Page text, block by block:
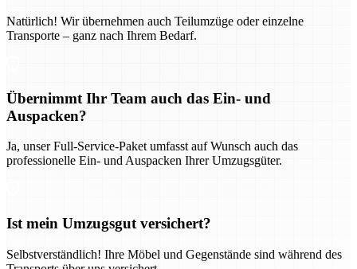
Natürlich! Wir übernehmen auch Teilumzüge oder einzelne
Transporte – ganz nach Ihrem Bedarf.
Übernimmt Ihr Team auch das Ein- und
Auspacken?
Ja, unser Full-Service-Paket umfasst auf Wunsch auch das
professionelle Ein- und Auspacken Ihrer Umzugsgüter.
Ist mein Umzugsgut versichert?
Selbstverständlich! Ihre Möbel und Gegenstände sind während des